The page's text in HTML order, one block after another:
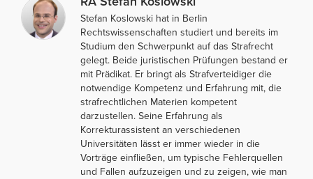
Stefan Koslowski hat in Berlin
Rechtswissenschaften studiert und bereits im
Studium den Schwerpunkt auf das Strafrecht
gelegt. Beide juristischen Prüfungen bestand er
mit Prädikat. Er bringt als Strafverteidiger die
notwendige Kompetenz und Erfahrung mit, die
strafrechtlichen Materien kompetent
darzustellen. Seine Erfahrung als
Korrekturassistent an verschiedenen
Universitäten lässt er immer wieder in die
Vorträge einfließen, um typische Fehlerquellen
und Fallen aufzuzeigen und zu zeigen, wie man